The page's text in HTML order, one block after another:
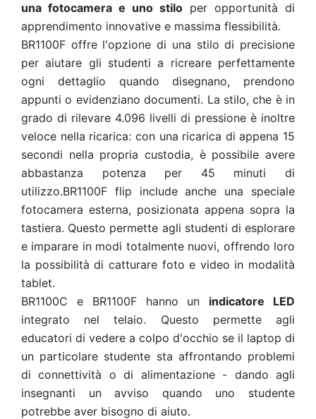
una fotocamera e uno stilo per opportunità di
apprendimento innovative e massima flessibilità.
BR1100F offre l'opzione di una stilo di precisione
per aiutare gli studenti a ricreare perfettamente
ogni dettaglio quando disegnano, prendono
appunti o evidenziano documenti. La stilo, che è in
grado di rilevare 4.096 livelli di pressione è inoltre
veloce nella ricarica: con una ricarica di appena 15
secondi nella propria custodia, è possibile avere
abbastanza potenza per 45 minuti di
utilizzo.BR1100F flip include anche una speciale
fotocamera esterna, posizionata appena sopra la
tastiera. Questo permette agli studenti di esplorare
e imparare in modi totalmente nuovi, offrendo loro
la possibilità di catturare foto e video in modalità
tablet.
BR1100C e BR1100F hanno un indicatore LED
integrato nel telaio. Questo permette agli
educatori di vedere a colpo d'occhio se il laptop di
un particolare studente sta affrontando problemi
di connettività o di alimentazione - dando agli
insegnanti un avviso quando uno studente
potrebbe aver bisogno di aiuto.